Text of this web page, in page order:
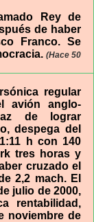
Rey de
de haber
Franco. Se
(Hace 50
regular
avión anglo-
de lograr
despega del
h con 140
tres horas y
cruzado el
2,2 mach. El
julio de 2000,
rentabilidad,
noviembre de